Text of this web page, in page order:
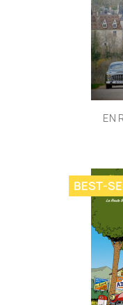
EN
BEST-